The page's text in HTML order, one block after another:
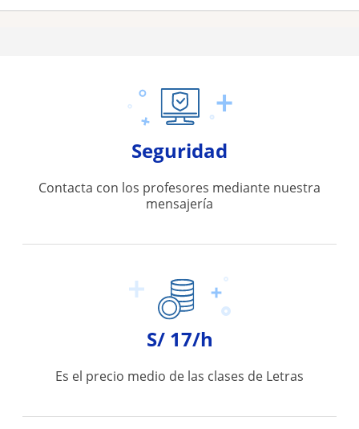
Seguridad
Contacta con los profesores mediante nuestra
mensajería
S/ 17/h
Es el precio medio de las clases de Letras